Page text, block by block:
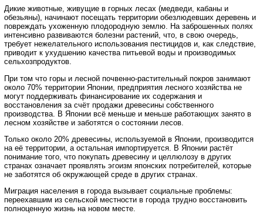
Дикие животные, живущие в горных лесах (медведи, кабаны и
обезьяны), начинают посещать территории обезлюдевших деревень и
повреждать ухоженную плодородную землю. На заброшенных полях
интенсивно развиваются болезни растений, что, в свою очередь,
требует нежелательного использования пестицидов и, как следствие,
приводит к ухудшению качества питьевой воды и производимых
сельхозпродуктов.
При том что горы и лесной почвенно-растительный покров занимают
около 70% территории Японии, предприятия лесного хозяйства не
могут поддерживать финансирование их содержания и
восстановления за счёт продажи древесины собственного
производства. В Японии всё меньше и меньше работающих занято в
лесном хозяйстве и заботятся о состоянии лесов.
Только около 20% древесины, используемой в Японии, производится
на её территории, а остальная импортируется. В Японии растёт
понимание того, что покупать древесину и целлюлозу в других
странах означает проявлять эгоизм японских потребителей, которые
не заботятся об окружающей среде в других странах.
Миграция населения в города вызывает социальные проблемы:
переехавшим из сельской местности в города трудно восстановить
полноценную жизнь на новом месте.